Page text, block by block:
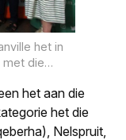
het in
met die
Tiaan
en
het aan die
het die
Nelspruit,